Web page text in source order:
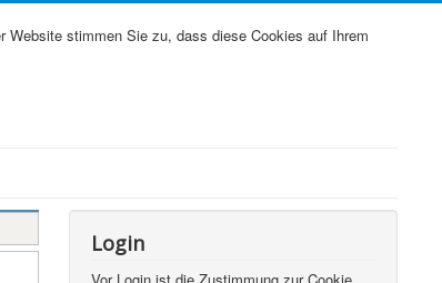
Website stimmen Sie zu, dass diese Cookies auf Ihrem
Login